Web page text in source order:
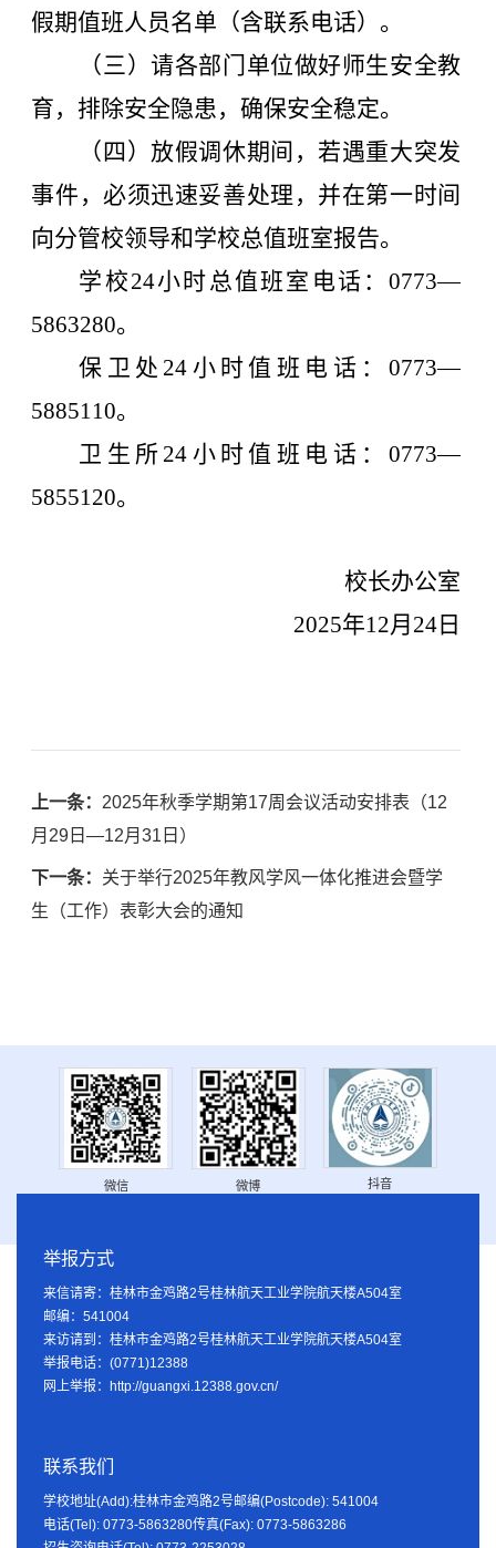
假期值班人员名单（含联系电话）。
（三）请各部门单位做好师生安全教
育，排除安全隐患，确保安全稳定。
（四）放假调休期间，若遇重大突发
事件，必须迅速妥善处理，并在第一时间
向分管校领导和学校总值班室报告。
学校24小时总值班室电话：0773—
5863280。
保卫处 24 小时值班电话：0773—
5885110。
卫生所 24 小时值班电话：0773—
5855120。
校长办公室
2025年12月 24 日
上一条： 2025年秋季学期第17周会议活动安排表（12
月29日—12月31日）
下一条： 关于举行2025年教风学风一体化推进会暨学
生（工作）表彰大会的通知
微信 微博 抖音
举报方式
来信请寄：桂林市金鸡路2号桂林航天工业学院航天楼A504室
邮编：541004
来访请到：桂林市金鸡路2号桂林航天工业学院航天楼A504室
举报电话：(0771)12388
网上举报：http://guangxi.12388.gov.cn/
联系我们
学校地址(Add):桂林市金鸡路2号邮编(Postcode): 541004
电话(Tel): 0773-5863280传真(Fax): 0773-5863286